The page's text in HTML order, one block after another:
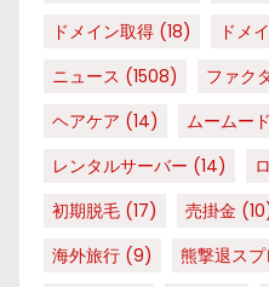
ドメイン取得 (18) ドメ
ニュース (1508) ファク
ヘアケア (14) ムームー
レンタルサーバー (14)
初期脱毛 (17) 売掛金
海外旅行 (9) 熊撃退スプ